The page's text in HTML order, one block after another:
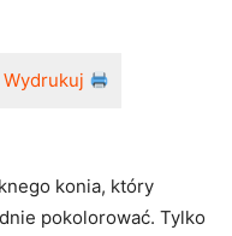
Wydrukuj
konia, który
pokolorować. Tylko